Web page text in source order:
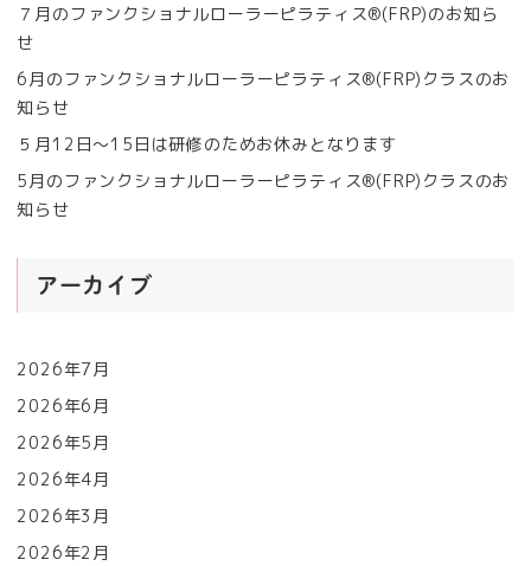
７月のファンクショナルローラーピラティス®︎(FRP)のお知ら
せ
6月のファンクショナルローラーピラティス®︎(FRP)クラスのお
知らせ
５月12日〜15日は研修のためお休みとなります
5月のファンクショナルローラーピラティス®︎(FRP)クラスのお
知らせ
アーカイブ
2026年7月
2026年6月
2026年5月
2026年4月
2026年3月
2026年2月